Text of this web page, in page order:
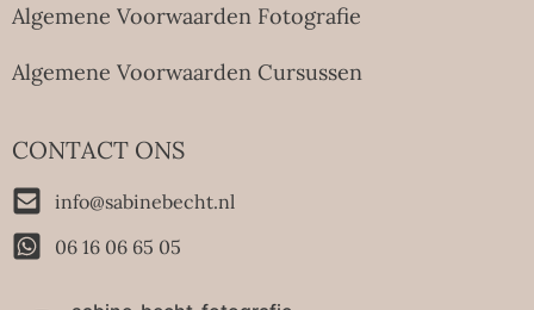
Algemene Voorwaarden Fotografie
Algemene Voorwaarden Cursussen
CONTACT ONS
info@sabinebecht.nl
06 16 06 65 05